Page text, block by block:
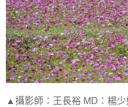
▲攝影師：王長裕 MD：楊